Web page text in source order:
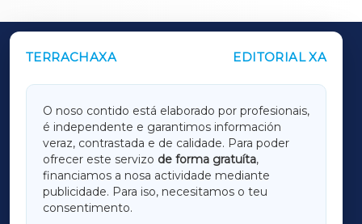
TERRACHAXA EDITORIAL XA
O noso contido está elaborado por profesionais,
é independente e garantimos información
veraz, contrastada e de calidade. Para poder
ofrecer este servizo de forma gratuíta,
financiamos a nosa actividade mediante
publicidade. Para iso, necesitamos o teu
consentimento.
OUTROS PERIÓDICOS
LUGOXA
TERRACHAXA